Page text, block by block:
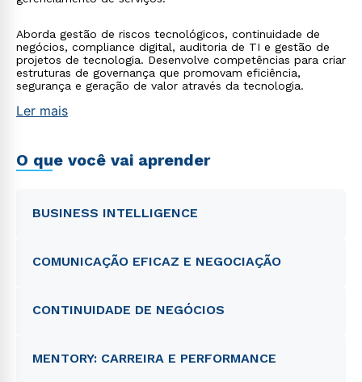
Aborda gestão de riscos tecnológicos, continuidade de
negócios, compliance digital, auditoria de TI e gestão de
projetos de tecnologia. Desenvolve competências para criar
estruturas de governança que promovam eficiência,
segurança e geração de valor através da tecnologia.
Ler mais
O que você vai aprender
BUSINESS INTELLIGENCE
COMUNICAÇÃO EFICAZ E NEGOCIAÇÃO
CONTINUIDADE DE NEGÓCIOS
MENTORY: CARREIRA E PERFORMANCE